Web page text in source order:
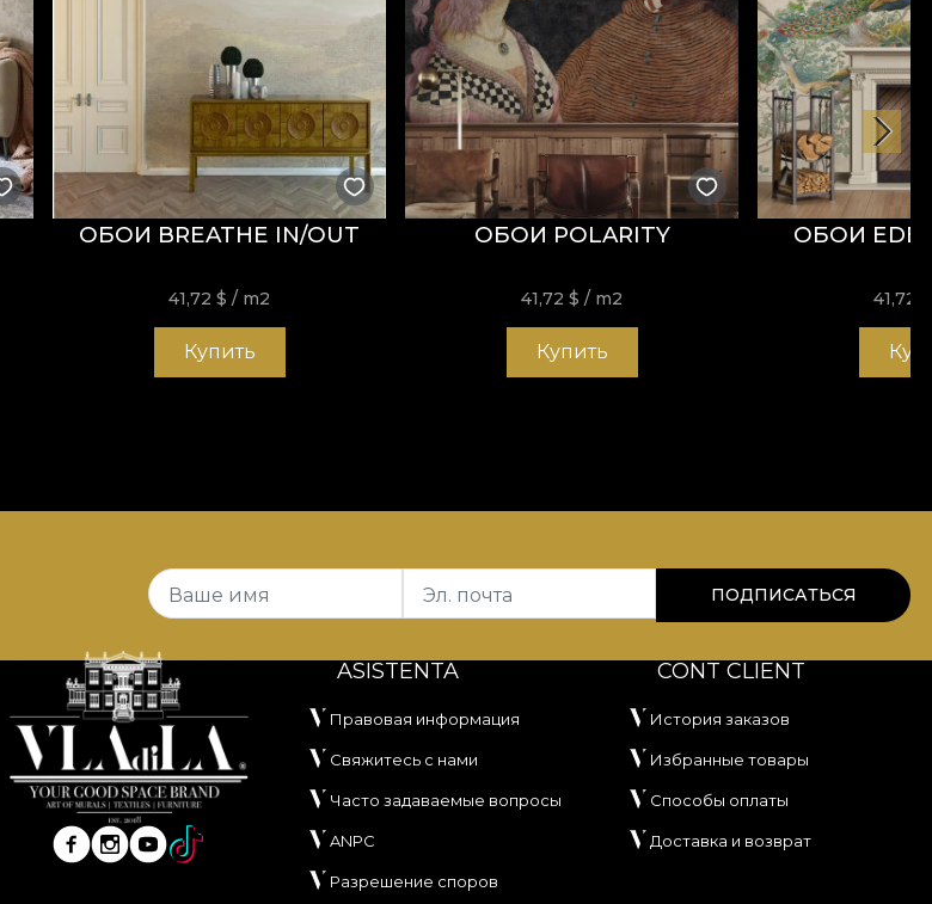
ОБОИ BREATHE IN/OUT
41,72$ / m2
Купить
ОБОИ POLARITY
41,72$ / m2
Купить
ОБОИ
41,72
Ваше имя Эл. почта ПОДПИСАТЬСЯ
ASISTENTA
Правовая информация
Свяжитесь с нами
Часто задаваемые вопросы
ANPC
Разрешение споров
CONT CLIENT
История заказов
Избранные товары
Способы оплаты
Доставка и возврат